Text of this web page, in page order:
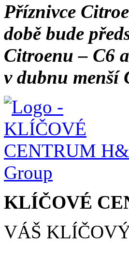
Příznivce
době bude
Citroenu – C6
v dubnu menší
KLÍČOVÉ
VÁŠ